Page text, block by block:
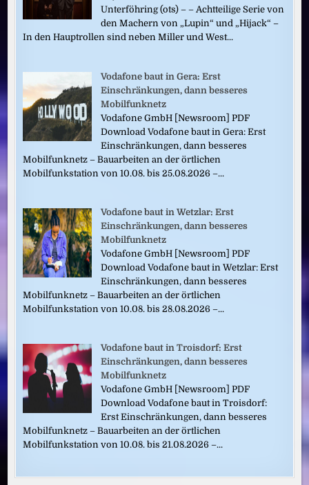
Unterföhring (ots) – – Achtteilige Serie von
den Machern von „Lupin“ und „Hijack“ –
In den Hauptrollen sind neben Miller und West...
Vodafone baut in Gera: Erst
Einschränkungen, dann besseres
Mobilfunknetz
Vodafone GmbH [Newsroom] PDF
Download Vodafone baut in Gera: Erst
Einschränkungen, dann besseres
Mobilfunknetz – Bauarbeiten an der örtlichen
Mobilfunkstation von 10.08. bis 25.08.2026 –...
Vodafone baut in Wetzlar: Erst
Einschränkungen, dann besseres
Mobilfunknetz
Vodafone GmbH [Newsroom] PDF
Download Vodafone baut in Wetzlar: Erst
Einschränkungen, dann besseres
Mobilfunknetz – Bauarbeiten an der örtlichen
Mobilfunkstation von 10.08. bis 28.08.2026 –...
Vodafone baut in Troisdorf: Erst
Einschränkungen, dann besseres
Mobilfunknetz
Vodafone GmbH [Newsroom] PDF
Download Vodafone baut in Troisdorf:
Erst Einschränkungen, dann besseres
Mobilfunknetz – Bauarbeiten an der örtlichen
Mobilfunkstation von 10.08. bis 21.08.2026 –...